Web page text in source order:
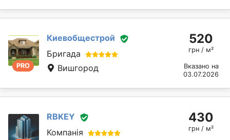
PRO
Киевобщестрой
Бригада
Вишгород
520
грн / м²
Вказано на
03.07.2026
RBKEY
Компанія
430
грн / м²